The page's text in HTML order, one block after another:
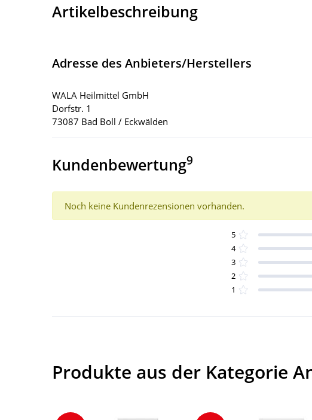
Artikelbeschreibung
Adresse des Anbieters/Herstellers
WALA Heilmittel GmbH
Dorfstr. 1
73087 Bad Boll / Eckwälden
Kundenbewertung9
Noch keine Kundenrezensionen vorhanden.
5
4
3
2
1
Produkte aus der Kategorie